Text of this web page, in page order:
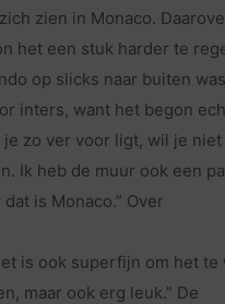
zien in Monaco.
het een stuk harder te
op slicks naar buiten
inters, want het begon
zo ver voor ligt, wil je
Ik heb de muur ook een
is Monaco.” Over
is ook superfijn om het te
maar ook erg leuk.” De